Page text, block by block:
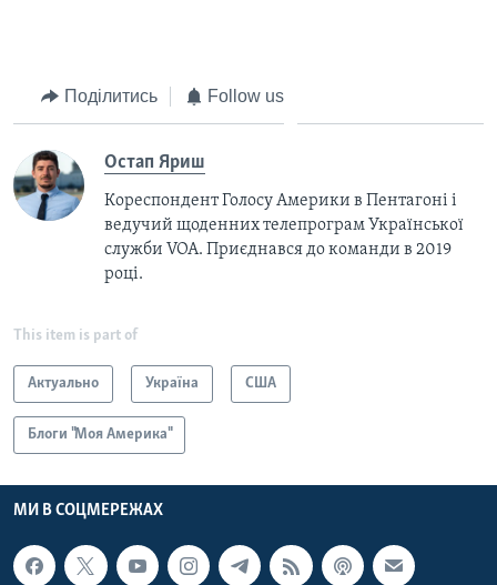
Поділитись Follow us
Остап Яриш
Кореспондент Голосу Америки в Пентагоні і
ведучий щоденних телепрограм Української
служби VOA. Приєднався до команди в 2019
році.
This item is part of
Актуально Україна США
Блоги "Моя Америка"
МИ В СОЦМЕРЕЖАХ